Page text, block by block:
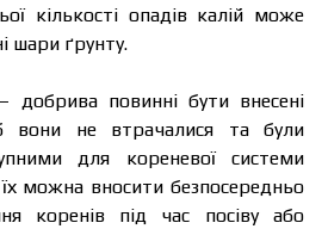
кількості опадів калій може
шари ґрунту.
добрива повинні бути внесені
не втрачалися та були
для кореневої системи
можна вносити безпосередньо
коренів під час посіву або
Замовитикаталог